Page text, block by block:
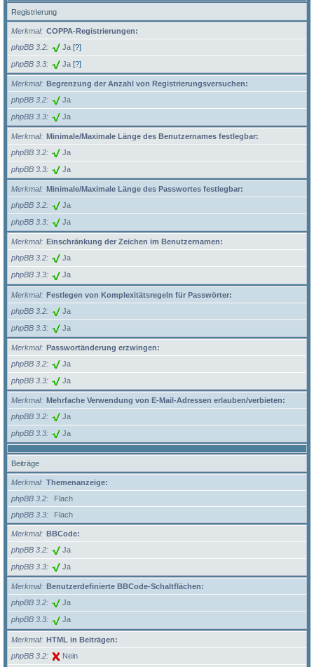
Registrierung
Merkmal
COPPA-Registrierungen:
phpBB 3.2
Ja [?]
phpBB 3.3 Ja [?]
Merkmal
Begrenzung der Anzahl von Registrierungsversuchen:
phpBB 3.2
Ja
phpBB 3.3 Ja
Merkmal
Minimale/Maximale Länge des Benutzernames festlegbar:
phpBB 3.2
Ja
phpBB 3.3 Ja
Merkmal
Minimale/Maximale Länge des Passwortes festlegbar:
phpBB 3.2
Ja
phpBB 3.3 Ja
Merkmal
Einschränkung der Zeichen im Benutzernamen:
phpBB 3.2
Ja
phpBB 3.3 Ja
Merkmal
Festlegen von Komplexitätsregeln für Passwörter:
phpBB 3.2
Ja
phpBB 3.3 Ja
Merkmal
Passwortänderung erzwingen:
phpBB 3.2
Ja
phpBB 3.3 Ja
Merkmal
Mehrfache Verwendung von E-Mail-Adressen erlauben/verbieten:
phpBB 3.2
Ja
phpBB 3.3 Ja
Beiträge
Merkmal
Themenanzeige:
phpBB 3.2
Flach
phpBB 3.3
Flach
Merkmal
BBCode:
phpBB 3.2
Ja
phpBB 3.3 Ja
Merkmal
Benutzerdefinierte BBCode-Schaltflächen:
phpBB 3.2
Ja
phpBB 3.3 Ja
Merkmal
HTML in Beiträgen:
phpBB 3.2
Nein